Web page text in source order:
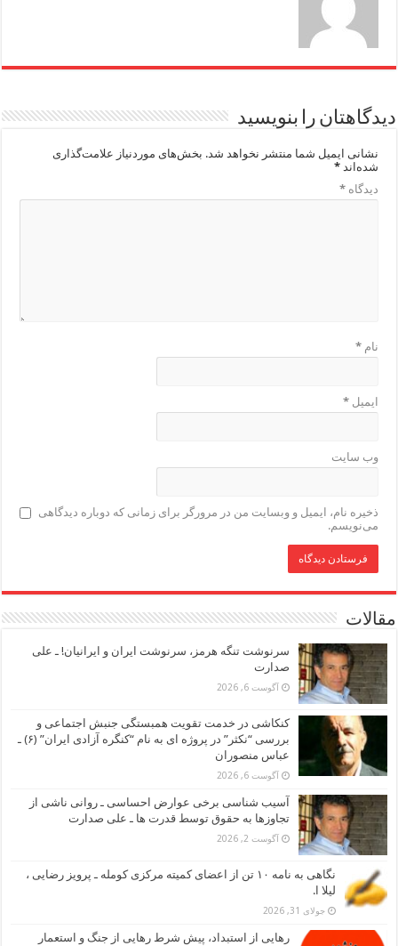
دیدگاهتان را بنویسید
نشانی ایمیل شما منتشر نخواهد شد. بخش‌های موردنیاز علامت‌گذاری
شده‌اند*
دیدگاه*
نام*
ایمیل*
وب‌ سایت
ذخیره نام، ایمیل و وبسایت من در مرورگر برای زمانی که دوباره دیدگاهی
می‌نویسم.
مقالات
سرنوشت تنگه هرمز، سرنوشت ایران و ایرانیان! ـ علی
صدارت
آگوست 6, 2026
کنکاشی در خدمت تقویت همبستگی جنبش اجتماعی و
بررسی “نکثر” در پروژه ای به نام “کنگره آزادی ایران” (۶) ـ
عباس منصوران
آگوست 6, 2026
آسیب شناسی برخی عوارض احساسی ـ روانی ناشی از
تجاوزها به حقوق توسط قدرت ها ـ علی صدارت
آگوست 2, 2026
نگاهی به نامه ۱۰ تن از اعضای کمیته مرکزی کومله ـ پرویز رضایی ،
لیلا ا.
جولای 31, 2026
رهایی از استبداد، پیش شرط رهایی از جنگ و استعمار